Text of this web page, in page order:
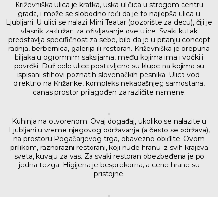
Križevniška ulica je kratka, uska uličica u strogom centru
grada, i može se slobodno reći da je to najlepša ulica u
Ljubljani. U ulici se nalazi Mini Teatar (pozorište za decu), čiji je
vlasnik zaslužan za oživljavanje ove ulice. Svaki kutak
predstavlja specifičnost za sebe, bilo da je u pitanju concept
radnja, berbernica, galerija ili restoran. Križevniška je prepuna
biljaka u ogromnim saksijama, među kojima ima i voćki i
povrćki. Duž cele ulice postavljene su klupe na kojima su
ispisani stihovi poznatih slovenačkih pesnika. Ulica vodi
direktno na Križanke, kompleks nekadašnjeg samostana,
danas prostor prilagođen za različite namene.
Kuhinja na otvorenom: Ovaj događaj, ukoliko se nalazite u
Ljubljani u vreme njegovog održavanja (a često se održava),
na prostoru Pogačarjevog trga, obavezno obiđite. Ovom
prilikom, raznorazni restorani, koji nude hranu iz svih krajeva
sveta, kuvaju za vas. Za svaki restoran obezbeđena je po
jedna tezga. Higijena je besprekorna, a cene hrane su
pristojne.